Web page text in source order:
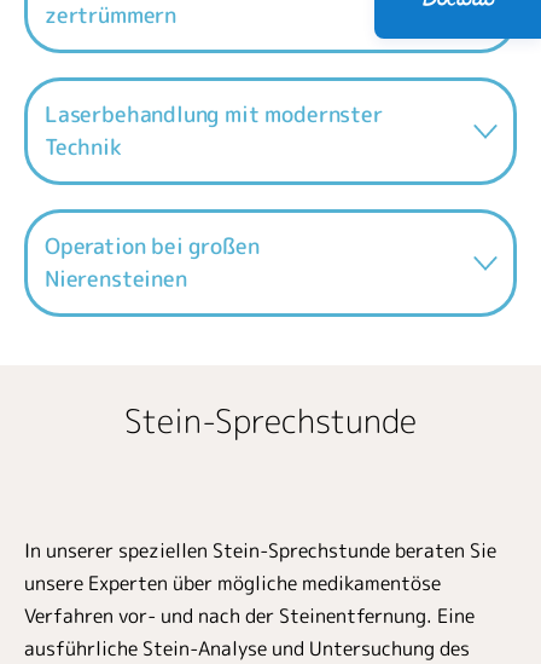
zertrümmern
Laserbehandlung mit modernster
Technik
Operation bei großen
Nierensteinen
Stein-Sprechstunde
In unserer speziellen Stein-Sprechstunde beraten Sie
unsere Experten über mögliche medikamentöse
Verfahren vor- und nach der Steinentfernung. Eine
ausführliche Stein-Analyse und Untersuchung des